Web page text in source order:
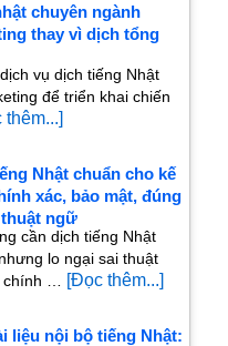
chuyên ngành
thay vì dịch tổng
vụ dịch tiếng Nhật
để triển khai chiến
thêm...]
Nhật chuẩn cho kế
xác, bảo mật, đúng
ngữ
cần dịch tiếng Nhật
lo ngại sai thuật
chính …
[Đọc thêm...]
liệu nội bộ tiếng Nhật: